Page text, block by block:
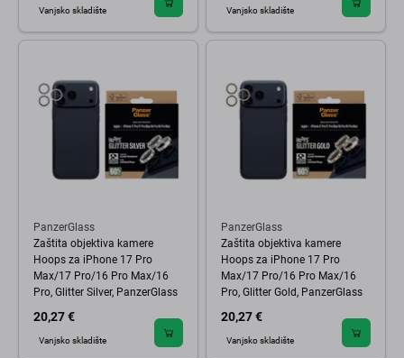
Vanjsko skladište Vanjsko skladište
PanzerGlass
Zaštita objektiva kamere
Hoops za iPhone 17 Pro
Max/17 Pro/16 Pro Max/16
Pro, Glitter Silver, PanzerGlass
20,27 €
Vanjsko skladište
PanzerGlass
Zaštita objektiva kamere
Hoops za iPhone 17 Pro
Max/17 Pro/16 Pro Max/16
Pro, Glitter Gold, PanzerGlass
20,27 €
Vanjsko skladište